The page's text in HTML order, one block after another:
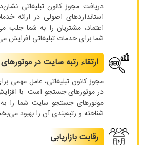
دریافت مجوز کانون تبلیغاتی
استانداردهای اصولی در ارائه
اعتماد، مشتریان را به شما جلب
شما برای خدمات تبلیغاتی افزایش
ارتقاء رتبه سایت در
مجوز کانون تبلیغاتی، عامل مهمی
در موتورهای جستجو است. با
موتورهای جستجو سایت شما را
شناخته و رتبه‌بندی آن را بهبود
رقابت بازاریابی